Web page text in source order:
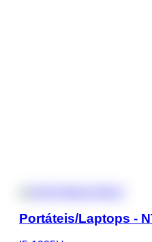
Portáteis/Laptops -